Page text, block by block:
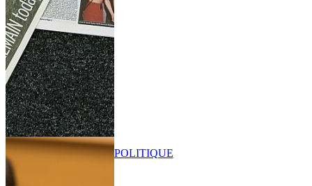
POLITIQUE